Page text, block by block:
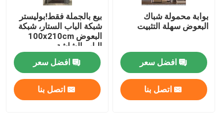
ستارة باب بلاستيكية مغناطيسية
غطاء التربة من البولي بروبيلين
بوابة محمولة شباك
البعوض سهلة التثبيت
افضل سعر
اتصل بنا
بيع بالجملة فقط!بوليستر
شبكة الباب الستار، شبكة
البعوض 100x210cm
الباب الشاشة
المغناطيسية الناعمة شبكة
الباب
افضل سعر
اتصل بنا